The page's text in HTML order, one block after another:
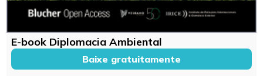
E-book Diplomacia Ambiental
Baixe gratuitamente